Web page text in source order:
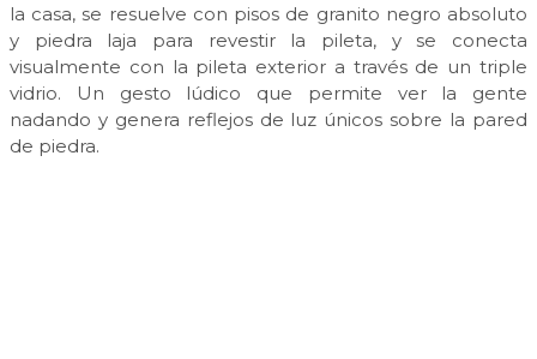
la casa, se resuelve con pisos de granito negro absoluto
y piedra laja para revestir la pileta, y se conecta
visualmente con la pileta exterior a través de un triple
vidrio. Un gesto lúdico que permite ver la gente
nadando y genera reflejos de luz únicos sobre la pared
de piedra.